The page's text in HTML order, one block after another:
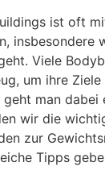
ist oft
insbesondere
Viele
um ihre
man
wir die
zur
Tipps